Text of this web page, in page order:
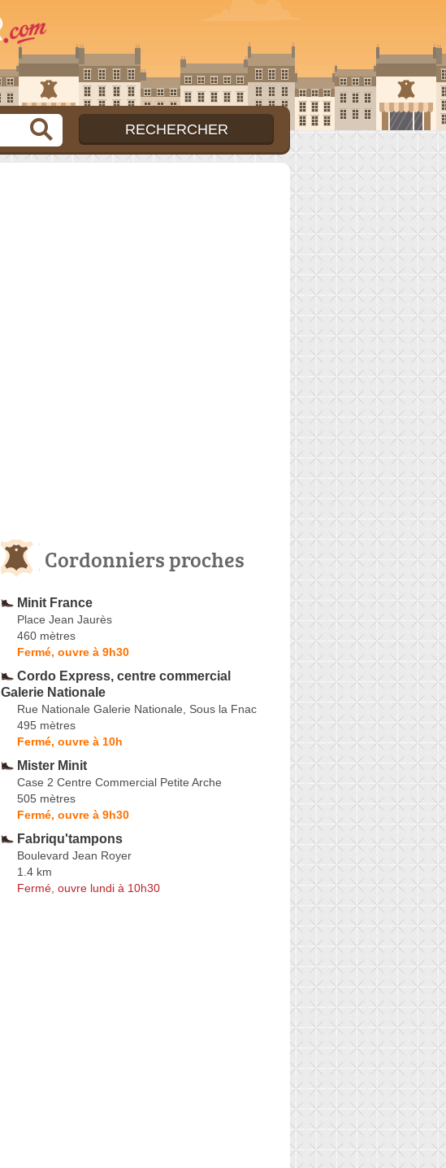
Cordonniers proches
Minit France
Place Jean Jaurès
460 mètres
Fermé, ouvre à 9h30
Cordo Express, centre commercial
Galerie Nationale
Rue Nationale Galerie Nationale, Sous la Fnac
495 mètres
Fermé, ouvre à 10h
Mister Minit
Case 2 Centre Commercial Petite Arche
505 mètres
Fermé, ouvre à 9h30
Fabriqu'tampons
Boulevard Jean Royer
1.4 km
Fermé, ouvre lundi à 10h30